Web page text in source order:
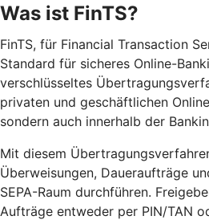
Was ist FinTS?
FinTS, für Financial Transaction
Standard für sicheres Online-
verschlüsseltes
privaten und geschäftlichen
sondern auch innerhalb der
Mit diesem
Überweisungen, Daueraufträge
SEPA-Raum durchführen.
Aufträge entweder per PIN/TAN